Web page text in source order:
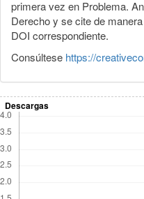
primera vez en Problema.
Derecho y se cite de
DOI correspondiente.
Consúltese https://
Descargas